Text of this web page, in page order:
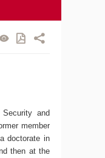
and
member
doctorate in
then at the